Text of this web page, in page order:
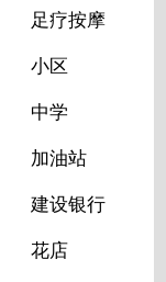
足疗按摩
小区
中学
加油站
建设银行
花店